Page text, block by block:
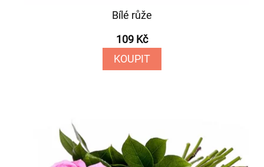
Bílé růže
109 Kč
KOUPIT